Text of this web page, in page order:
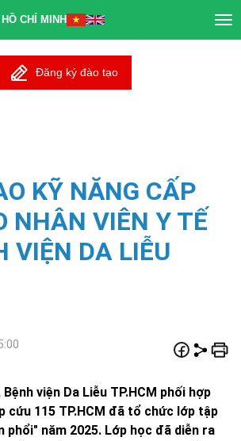
CHÍ MINH
Đăng ký đào tạo
KỸ NĂNG CẤP
NHÂN VIÊN Y TẾ
VIỆN DA LIỄU
viện Da Liễu TP.HCM phối hợp
cứu 115 TP.HCM đã tổ chức lớp tập
phổi" năm 2025. Lớp học đã diễn ra